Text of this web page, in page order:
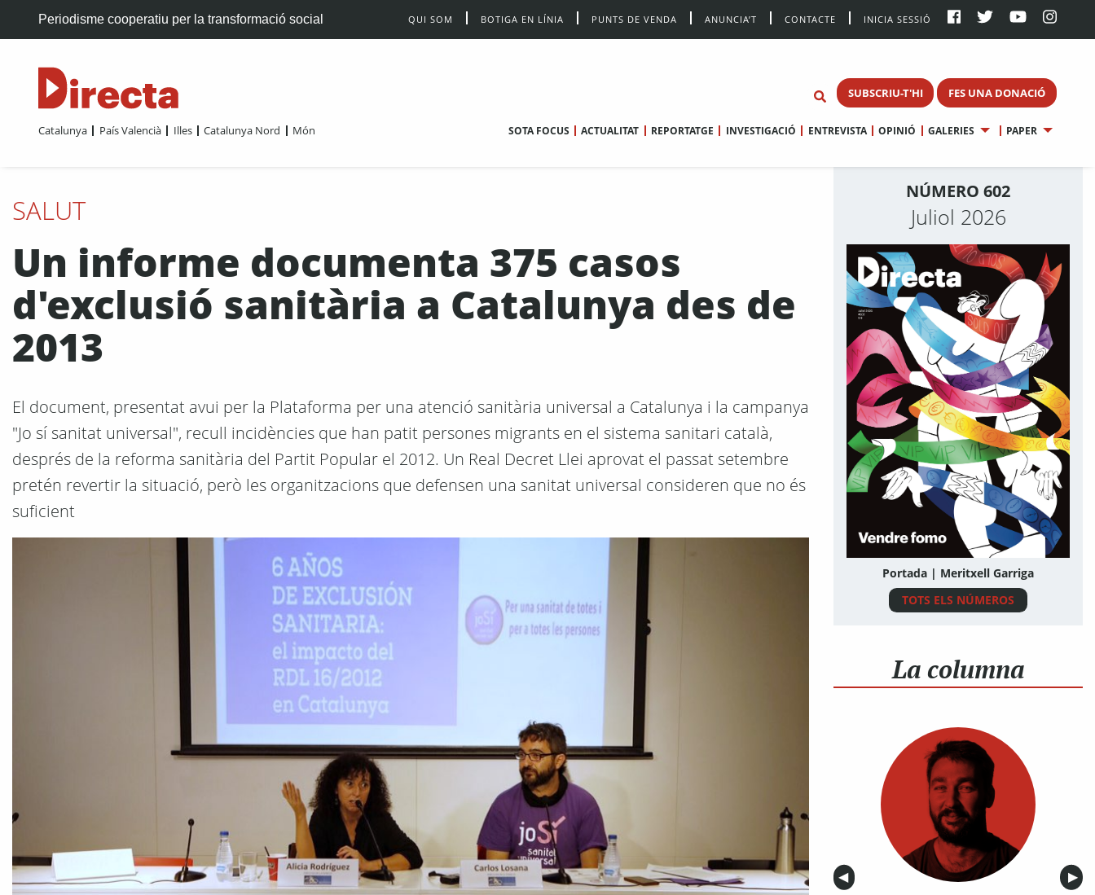
Periodisme cooperatiu per la transformació social QUI SOM BOTIGA EN LÍNIA PUNTS DE VENDA ANUNCIA’T CONTACTE INICIA SESSIÓ
SUBSCRIU-T'HI FES UNA DONACIÓ
Catalunya País Valencià Illes Catalunya Nord Món SOTA FOCUS ACTUALITAT REPORTATGE INVESTIGACIÓ ENTREVISTA OPINIÓ GALERIES PAPER
SALUT
Un informe documenta 375 casos
d'exclusió sanitària a Catalunya des de
2013
El document, presentat avui per la Plataforma per una atenció sanitària universal a Catalunya i la campanya
"Jo sí sanitat universal", recull incidències que han patit persones migrants en el sistema sanitari català,
després de la reforma sanitària del Partit Popular el 2012. Un Real Decret Llei aprovat el passat setembre
pretén revertir la situació, però les organitzacions que defensen una sanitat universal consideren que no és
suficient
NÚMERO 602
Juliol 2026
Portada | Meritxell Garriga
TOTS ELS NÚMEROS
La columna
Anterior
◀︎ ▶︎